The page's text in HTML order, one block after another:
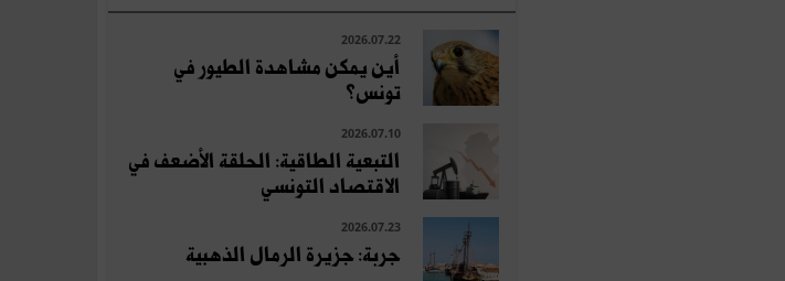
2026.07.22
أين يمكن مشاهدة الطيور في
تونس؟
2026.07.10
التبعية الطاقية: الحلقة الأضعف في
الاقتصاد التونسي
2026.07.23
جربة: جزيرة الرمال الذهبية